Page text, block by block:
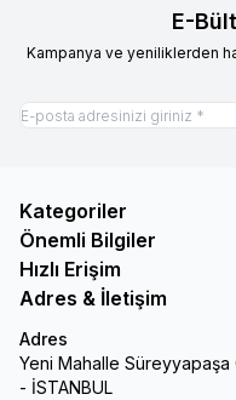
E-
Kampanya ve yeniliklerden
Kategoriler
Önemli Bilgiler
Hızlı Erişim
Adres & İletişim
Adres
Yeni Mahalle
- İSTANBUL